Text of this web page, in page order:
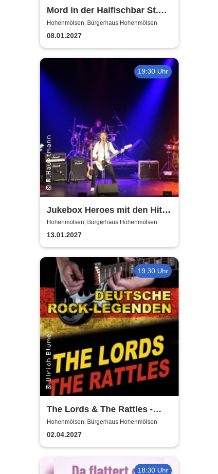
Mord in der Haifischbar St.
Pauli - Theater IK's & The
Rattles - Theater & Musik
Hohenmölsen, Bürgerhaus Hohenmölsen
08.01.2027
19:30 Uhr
Jukebox Heroes mit den Hits
von Sweet, Slade u.v.a. - 2027
Hohenmölsen, Bürgerhaus Hohenmölsen
13.01.2027
19:30 Uhr
The Lords & The Rattles -
Deutsche Rocklegenden
Hohenmölsen, Bürgerhaus Hohenmölsen
02.04.2027
18:30 Uhr